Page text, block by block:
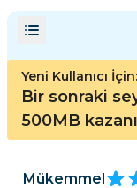
Yeni Kullanıcı
Bir sonraki
500MB
Mükemmel